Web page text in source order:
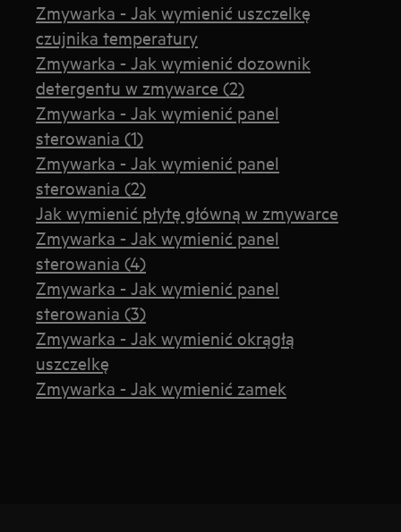
Zmywarka - Jak wymienić uszczelkę
czujnika temperatury
Zmywarka - Jak wymienić dozownik
detergentu w zmywarce (2)
Zmywarka - Jak wymienić panel
sterowania (1)
Zmywarka - Jak wymienić panel
sterowania (2)
Jak wymienić płytę główną w zmywarce
Zmywarka - Jak wymienić panel
sterowania (4)
Zmywarka - Jak wymienić panel
sterowania (3)
Zmywarka - Jak wymienić okrągłą
uszczelkę
Zmywarka - Jak wymienić zamek